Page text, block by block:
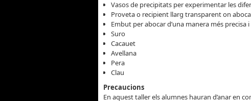
Vasos de precipitats per experimentar les
Proveta o recipient llarg transparent on
Embut per abocar d’una manera més precisa
Suro
Cacauet
Avellana
Pera
Clau
Precaucions
En aquest taller els alumnes hauran d’anar en